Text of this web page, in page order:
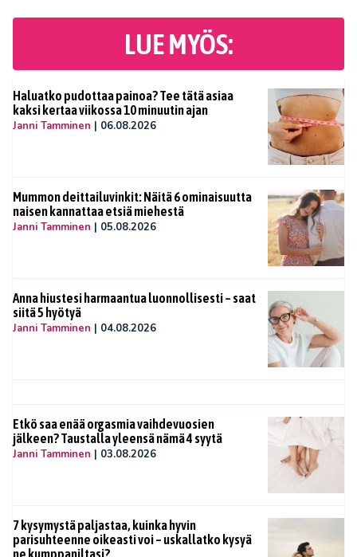
LUE MYÖS:
Haluatko pudottaa painoa? Tee tätä asiaa
kaksi kertaa viikossa 10 minuutin ajan
Janni Tamminen | 06.08.2026
Mummon deittailuvinkit: Näitä 6 ominaisuutta
naisen kannattaa etsiä miehestä
Janni Tamminen | 05.08.2026
Anna hiustesi harmaantua luonnollisesti – saat
siitä 5 hyötyä
Janni Tamminen | 04.08.2026
Etkö saa enää orgasmia vaihdevuosien
jälkeen? Taustalla yleensä nämä 4 syytä
Janni Tamminen | 03.08.2026
7 kysymystä paljastaa, kuinka hyvin
parisuhteenne oikeasti voi – uskallatko kysyä